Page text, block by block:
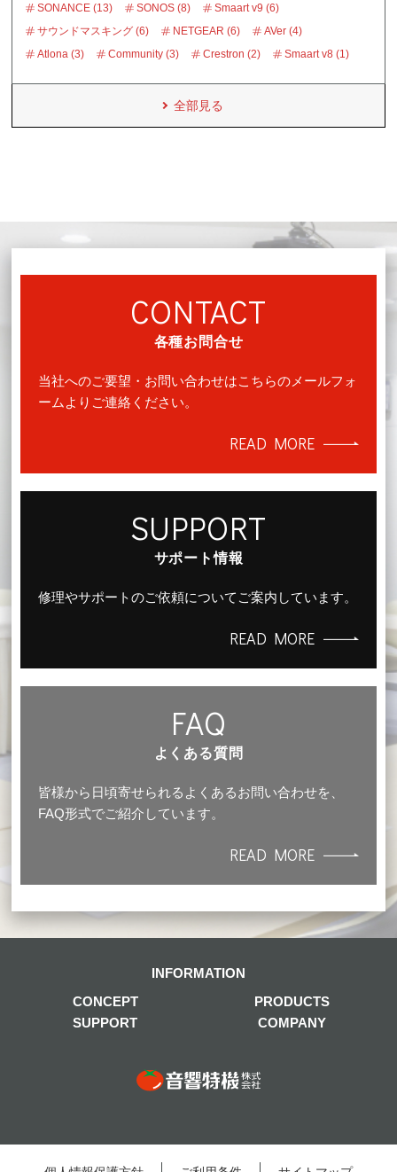
SONANCE (13)
SONOS (8)
Smaart v9 (6)
サウンドマスキング (6)
NETGEAR (6)
AVer (4)
Atlona (3)
Community (3) Crestron (2) Smaart v8 (1)
全部見る
CONTACT
各種お問合せ
当社へのご要望・お問い合わせはこちらのメールフォ
ームよりご連絡ください。
READ MORE
SUPPORT
サポート情報
修理やサポートのご依頼についてご案内しています。
READ MORE
FAQ
よくある質問
皆様から日頃寄せられるよくあるお問い合わせを、
FAQ形式でご紹介しています。
READ MORE
CONCEPT
PRODUCTS
SUPPORT
COMPANY
INFORMATION